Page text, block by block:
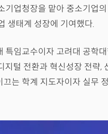
기업청장을 맡아 중소기업
생태계 성장에 기여했다.
특임교수이자 고려대 공학
지털 전환과 혁신성장 전략,
끄는 학계 지도자이자 실무